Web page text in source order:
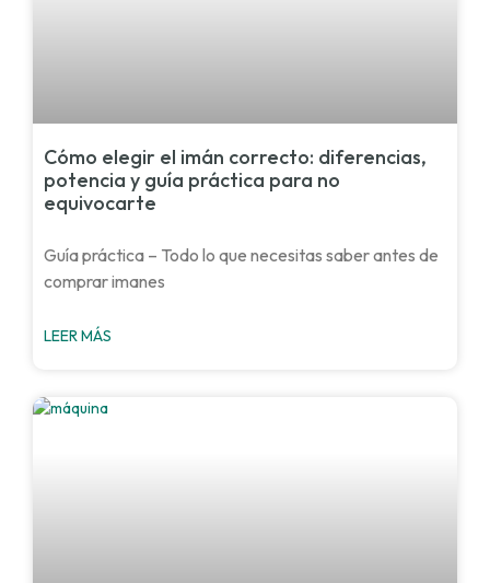
Cómo elegir el imán correcto: diferencias,
potencia y guía práctica para no
equivocarte
Guía práctica – Todo lo que necesitas saber antes de
comprar imanes
LEER MÁS